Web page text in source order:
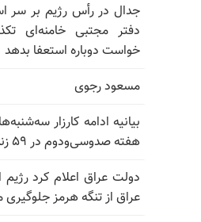
جدال در رأس رژیم بر سر
دفتر مجتبی خامنه‌ای
خواست دوباره استعفا بدهد
مسعود رجوی
بیانیه ادامه کارزار
هفته صدوسی‌و‌دوم در ۵۹ زندان کشور
دولت عراق اعلام کرد رژیم
عراق از تنگه هرمز جلوگیری